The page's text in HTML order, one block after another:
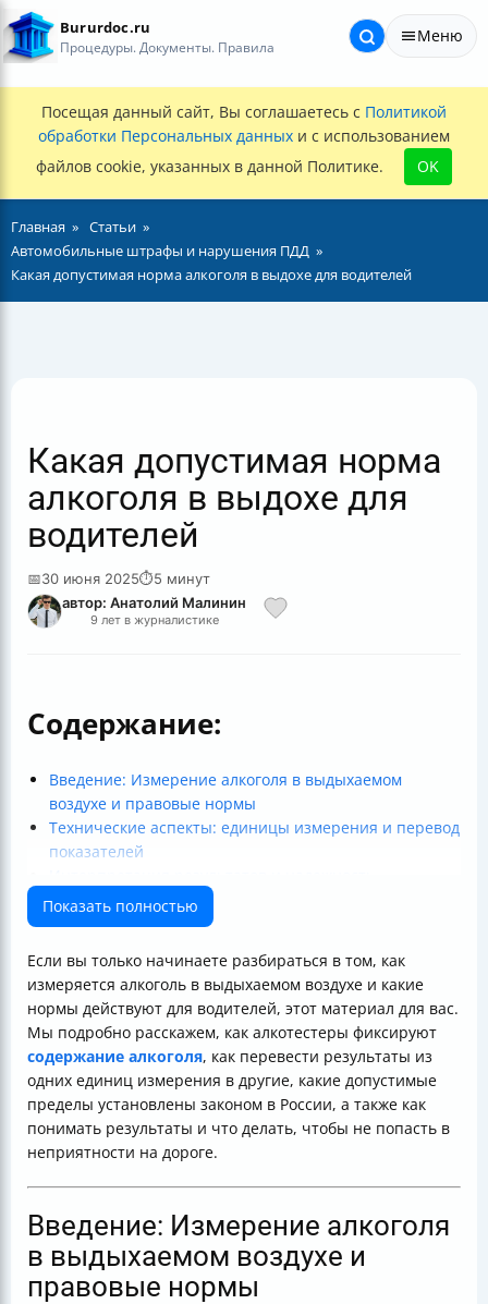
Bururdoc.ru
Процедуры. Документы. Правила
Меню
Посещая данный сайт, Вы соглашаетесь с Политикой
обработки Персональных данных и с использованием
файлов cookie, указанных в данной Политике.
OK
Главная
Статьи
Автомобильные штрафы и нарушения ПДД
Какая допустимая норма алкоголя в выдохе для водителей
Какая допустимая норма
алкоголя в выдохе для
водителей
📅30 июня 2025⏱5 минут
автор: Анатолий Малинин
9 лет в журналистике
Содержание:
Введение: Измерение алкоголя в выдыхаемом
воздухе и правовые нормы
Технические аспекты: единицы измерения и перевод
показателей
алкотестеров
Практические советы для водителей
Заключение: ответственность и безопасность на
дороге
Таблица основных норм и единиц измерения
алкоголя для водителей в России
Показать полностью
Если вы только начинаете разбираться в том, как
измеряется алкоголь в выдыхаемом воздухе и какие
нормы действуют для водителей, этот материал для вас.
Мы подробно расскажем, как алкотестеры фиксируют
содержание алкоголя, как перевести результаты из
одних единиц измерения в другие, какие допустимые
пределы установлены законом в России, а также как
понимать результаты и что делать, чтобы не попасть в
неприятности на дороге.
Введение: Измерение алкоголя
в выдыхаемом воздухе и
правовые нормы